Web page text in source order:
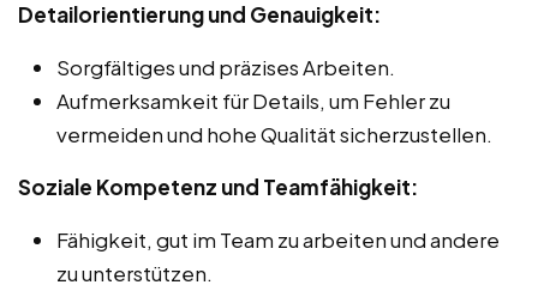
Detailorientierung und Genauigkeit:
Sorgfältiges und präzises Arbeiten.
Aufmerksamkeit für Details, um Fehler zu
vermeiden und hohe Qualität sicherzustellen.
Soziale Kompetenz und Teamfähigkeit:
Fähigkeit, gut im Team zu arbeiten und andere
zu unterstützen.